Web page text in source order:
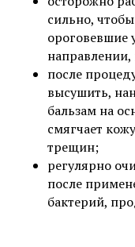
сильно,
ороговевшие
после
высушить,
бальзам на
смягчает
трещин;
регулярно
после
бактерий,